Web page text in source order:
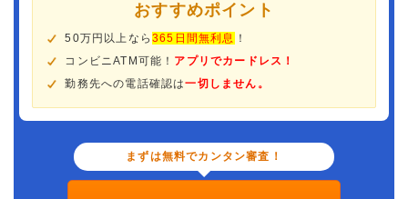
おすすめポイント
50万円以上なら365日間無利息 ！
コンビニATM可能！ アプリでカードレス！
勤務先への電話確認は一切しません。
まずは無料でカンタン審査！